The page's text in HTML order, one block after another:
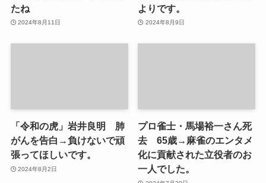
たね
2024年8月11日
よりです。
2024年8月9日
「令和の虎」岩井良明 肺
がんを告白→負けないで頑
張ってほしいです。
2024年8月2日
プロ雀士・馬場裕一さん死
去 65歳→麻雀のエンタメ
化に貢献された立役者のお
一人でした。